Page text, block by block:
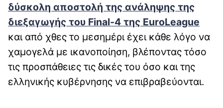
δύσκολη αποστολή της ανάληψης της
διεξαγωγής του Final-4 της EuroLeague
και από χθες το μεσημέρι έχει κάθε λόγο να
χαμογελά με ικανοποίηση, βλέποντας τόσο
τις προσπάθειες τις δικές του όσο και της
ελληνικής κυβέρνησης να επιβραβεύονται.